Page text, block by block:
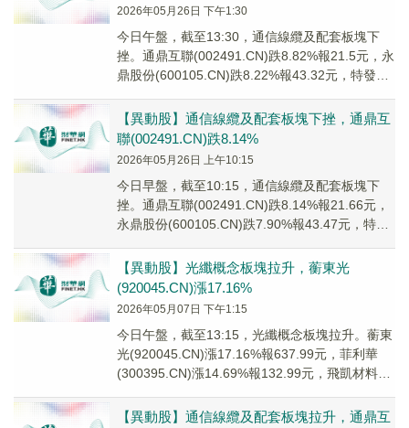
2026年05月26日 下午1:30
今日午盤，截至13:30，通信線纜及配套板塊下
挫。通鼎互聯(002491.CN)跌8.82%報21.5元，永
鼎股份(600105.CN)跌8.22%報43.32元，特發信
【異動股】通信線纜及配套板塊下挫，通鼎互
聯(002491.CN)跌8.14%
2026年05月26日 上午10:15
今日早盤，截至10:15，通信線纜及配套板塊下
挫。通鼎互聯(002491.CN)跌8.14%報21.66元，
永鼎股份(600105.CN)跌7.90%報43.47元，特發
【異動股】光纖概念板塊拉升，蘅東光
(920045.CN)漲17.16%
2026年05月07日 下午1:15
今日午盤，截至13:15，光纖概念板塊拉升。蘅東
光(920045.CN)漲17.16%報637.99元，菲利華
(300395.CN)漲14.69%報132.99元，飛凱材料
【異動股】通信線纜及配套板塊拉升，通鼎互